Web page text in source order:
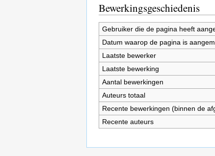
Bewerkingsgeschiedenis
Gebruiker die de pagina heeft
Datum waarop de pagina is
Laatste bewerker
Laatste bewerking
Aantal bewerkingen
Auteurs totaal
Recente bewerkingen (binnen de
Recente auteurs